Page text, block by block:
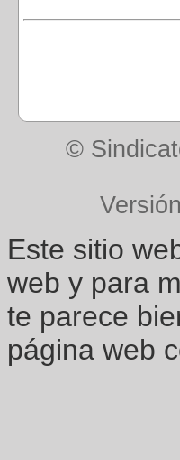
©
Este sitio
web y para
te parece
página web